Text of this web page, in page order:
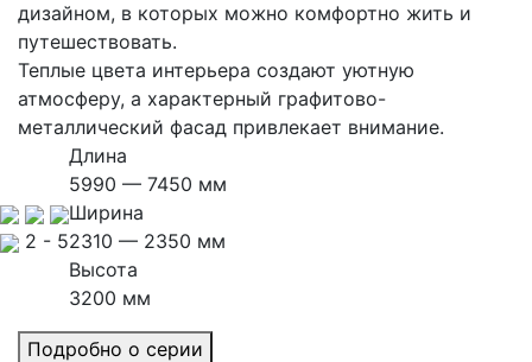
дизайном, в которых можно комфортно жить и
путешествовать.
Теплые цвета интерьера создают уютную
атмосферу, а характерный графитово-
металлический фасад привлекает внимание.
2 - 5
Длина
5990 — 7450 мм
Ширина
2310 — 2350 мм
Высота
3200 мм
Подробно о серии